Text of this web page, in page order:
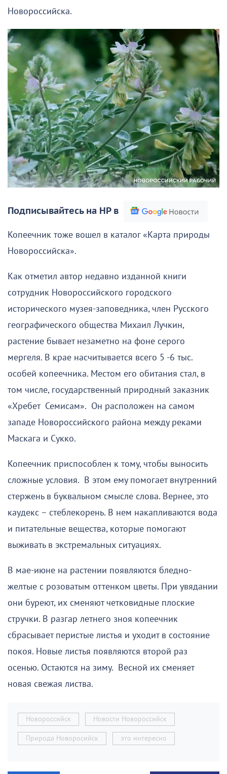
Новороссийска.
Подписывайтесь на НР в
Копеечник тоже вошел в каталог «Карта природы
Новороссийска».
Как отметил автор недавно изданной книги
сотрудник Новороссийского городского
исторического музея-заповедника, член Русского
географического общества Михаил Лучкин,
растение бывает незаметно на фоне серого
мергеля. В крае насчитывается всего 5 -6 тыс.
особей копеечника. Местом его обитания стал, в
том числе, государственный природный заказник
«Хребет Семисам». Он расположен на самом
западе Новороссийского района между реками
Маскага и Сукко.
Копеечник приспособлен к тому, чтобы выносить
сложные условия. В этом ему помогает внутренний
стержень в буквальном смысле слова. Вернее, это
каудекс – стеблекорень. В нем накапливаются вода
и питательные вещества, которые помогают
выживать в экстремальных ситуациях.
В мае-июне на растении появляются бледно-
желтые с розоватым оттенком цветы. При увядании
они буреют, их сменяют четковидные плоские
стручки. В разгар летнего зноя копеечник
сбрасывает перистые листья и уходит в состояние
покоя. Новые листья появляются второй раз
осенью. Остаются на зиму. Весной их сменяет
новая свежая листва.
Новороссийск Новости Новороссийск
Природа Новоросийск это интересно